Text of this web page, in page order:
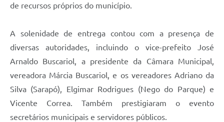
de recursos próprios do município.
A solenidade de entrega contou com a presença de
diversas autoridades, incluindo o vice-prefeito José
Arnaldo Buscariol, a presidente da Câmara Municipal,
vereadora Márcia Buscariol, e os vereadores Adriano da
Silva (Sarapó), Elgimar Rodrigues (Nego do Parque) e
Vicente Correa. Também prestigiaram o evento
secretários municipais e servidores públicos.